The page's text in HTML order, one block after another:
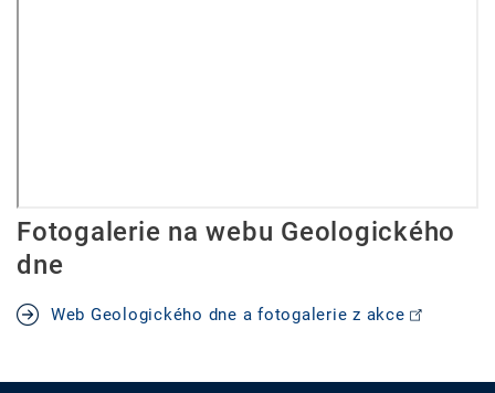
Fotogalerie na webu Geologického
dne
Web Geologického dne a fotogalerie z akce